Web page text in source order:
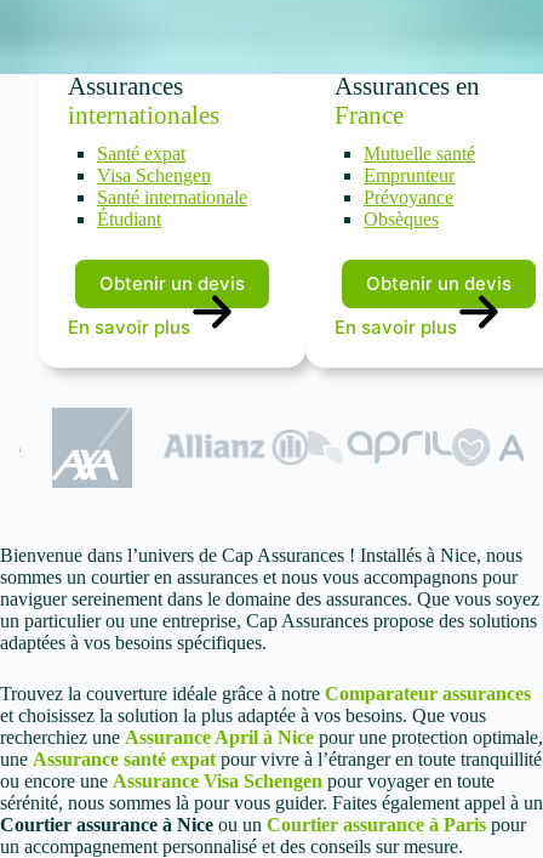
Assurances
internationales
Santé expat
Visa Schengen
Santé internationale
Étudiant
Obtenir un devis
En savoir plus
Assurances en
France
Mutuelle santé
Emprunteur
Prévoyance
Obsèques
Obtenir un devis
En savoir plus
Bienvenue dans l’univers de Cap Assurances ! Installés à Nice, nous
sommes un courtier en assurances et nous vous accompagnons pour
naviguer sereinement dans le domaine des assurances. Que vous soyez
un particulier ou une entreprise, Cap Assurances propose des solutions
adaptées à vos besoins spécifiques.
Trouvez la couverture idéale grâce à notre Comparateur assurances
et choisissez la solution la plus adaptée à vos besoins. Que vous
recherchiez une Assurance April à Nice pour une protection optimale,
une Assurance santé expat pour vivre à l’étranger en toute tranquillité
ou encore une Assurance Visa Schengen pour voyager en toute
sérénité, nous sommes là pour vous guider. Faites également appel à un
Courtier assurance à Nice ou un Courtier assurance à Paris pour
un accompagnement personnalisé et des conseils sur mesure.